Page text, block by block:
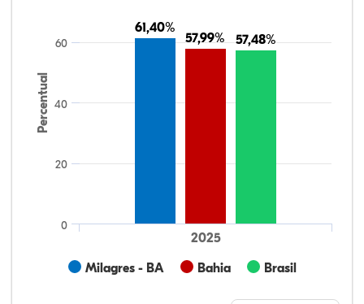
Percentual
61,40%
61,40%
57,99%
57,99% 57,48%
57,48%
Milagres - BA Bahia Brasil
2025
0
20
40
60